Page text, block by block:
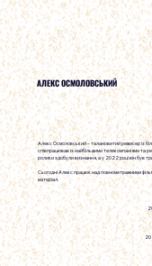
АЛЕКС ОСМОЛОВСЬКИЙ
Алекс Осмоловський – талановитий режисер із
співпрацював із найбільшими телекомпаніями та
ролики здобули визнання, а у 2022 році він був
Сьогодні Алекс працює над повнометражними
матеріал.